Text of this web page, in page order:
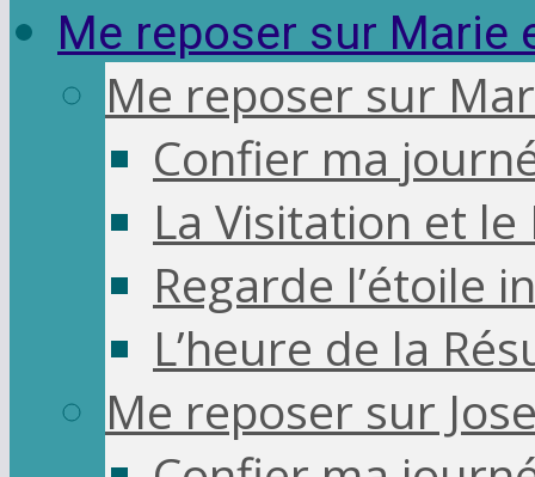
Me reposer sur Marie
Me reposer sur
Confier ma
La Visitation et
Regarde l’étoile
L’heure de la
Me reposer sur